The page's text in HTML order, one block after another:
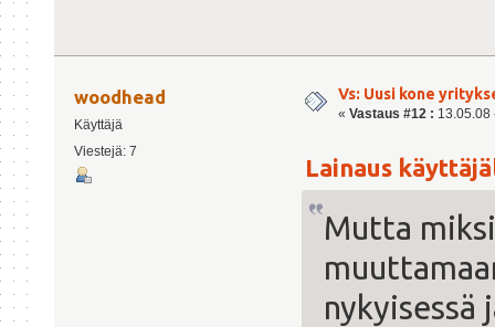
woodhead
Käyttäjä
Viestejä: 7
Vs: Uusi kone
« Vastaus #12 : 13.05.08
Lainaus
Mutta
nykyisessä